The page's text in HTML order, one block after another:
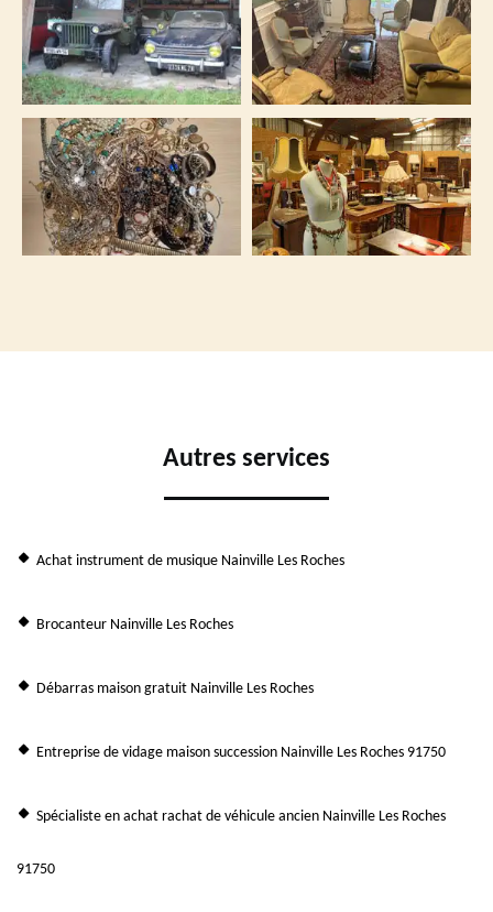
Autres services
Achat instrument de musique Nainville Les Roches
Brocanteur Nainville Les Roches
Débarras maison gratuit Nainville Les Roches
Entreprise de vidage maison succession Nainville Les Roches 91750
Spécialiste en achat rachat de véhicule ancien Nainville Les Roches
91750